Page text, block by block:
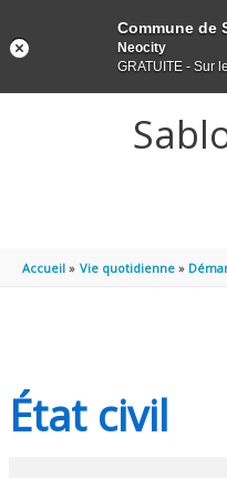
Accueil Vie quotidienne
État civil
Commune de
Neocity
GRATUITE - Sur